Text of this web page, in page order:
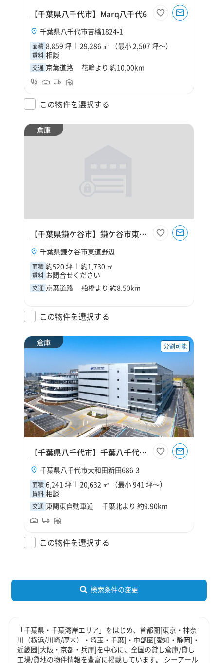
【千葉県八千代市】Marq八千代6
千葉県八千代市吉橋1824-1
面積 8,859 坪 29,286 ㎡ （最小 2,507 坪～）
賃料 相談
交通 京葉道路 花輪より 約10.00km
この物件を選択する
倉庫
【千葉県鎌ケ谷市】鎌ケ谷市東道野辺4丁目520坪倉庫
千葉県鎌ケ谷市東道野辺
面積 約520 坪 約1,730 ㎡
賃料 お問合せください
交通 京葉道路 船橋より 約8.50km
この物件を選択する
倉庫 分割可能
【千葉県八千代市】千葉八千代営業所
千葉県八千代市大和田新田686-3
面積 6,241 坪 20,632 ㎡ （最小 941 坪～）
賃料 相談
交通 東関東自動車道 千葉北より 約9.90km
この物件を選択する
検索条件の変更
「千葉県・千葉湾岸エリア」をはじめ、首都圏[東京・神奈
川（横浜/川崎/厚木）・埼玉・千葉]・中部圏[愛知・静岡]・
近畿圏[大阪・京都・兵庫]を中心に、全国の貸し倉庫/貸し
工場/貸地の物件情報を豊富に掲載しています。 シーアール